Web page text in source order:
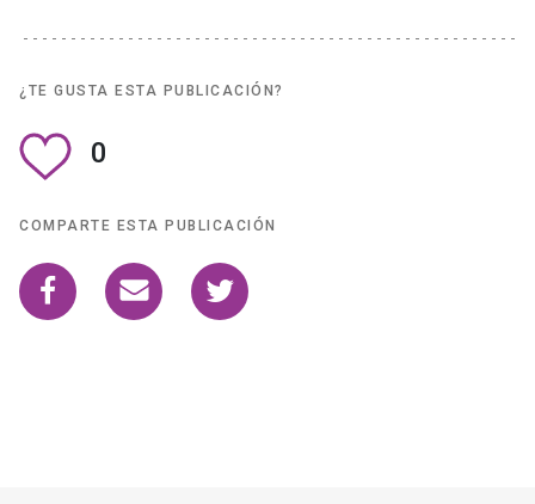
¿TE GUSTA ESTA PUBLICACIÓN?
0
COMPARTE ESTA PUBLICACIÓN